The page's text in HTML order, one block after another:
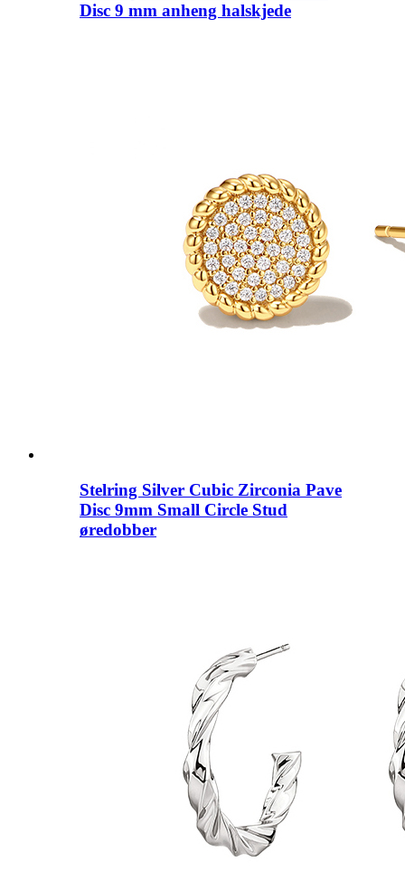
Disc 9 mm anheng halskjede
Stelring Silver Cubic Zirconia Pave
Disc 9mm Small Circle Stud
øredobber